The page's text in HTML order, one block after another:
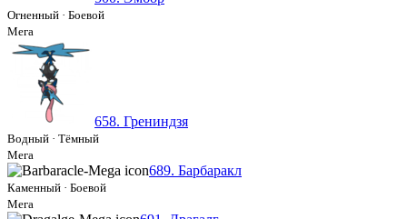
Огненный · Боевой
Мега
658. Грениндзя
Водный · Тёмный
Мега
689. Барбаракл
Каменный · Боевой
Мега